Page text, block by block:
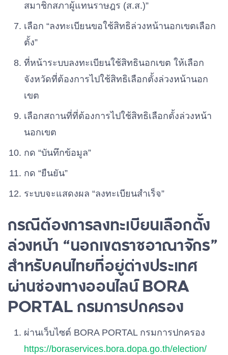
สมาชิกสภาผู้แทนราษฎร (ส.ส.)”
เลือก “ลงทะเบียนขอใช้สิทธิล่วงหน้านอกเขตเลือก
ตั้ง”
ที่หน้าระบบลงทะเบียนใช้สิทธินอกเขต ให้เลือก
จังหวัดที่ต้องการไปใช้สิทธิเลือกตั้งล่วงหน้านอก
เขต
เลือกสถานที่ที่ต้องการไปใช้สิทธิเลือกตั้งล่วงหน้า
นอกเขต
กด “บันทึกข้อมูล”
กด “ยืนยัน”
ระบบจะแสดงผล “ลงทะเบียนสำเร็จ”
กรณีต้องการลงทะเบียนเลือกตั้ง
ล่วงหน้า “นอกเขตราชอาณาจักร”
สำหรับคนไทยที่อยู่ต่างประเทศ
ผ่านช่องทางออนไลน์ BORA
PORTAL กรมการปกครอง
ผ่านเว็บไซต์ BORA PORTAL กรมการปกครอง
https://boraservices.bora.dopa.go.th/election/